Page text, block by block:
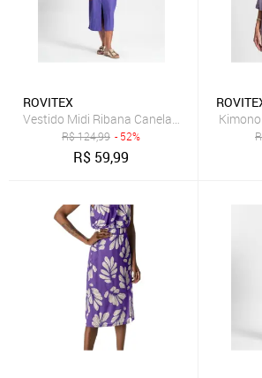
ROVITEX
Vestido Midi Ribana Canelada Lurex
R$124,99 - 52%
R$ 59,99